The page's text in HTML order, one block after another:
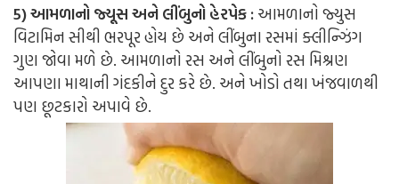
5) આમળાનો જ્યૂસ અને લીંબુનો હેરપેક :આમળાનો જ્યુસ
વિટામિન સીથી ભરપૂર હોય છે અને લીંબુના રસમાં ક્લીન્ઝિંગ
ગુણ જોવા મળે છે. આમળાનો રસ અને લીંબુનો રસ મિશ્રણ
આપણા માથાની ગંદકીને દુર કરે છે. અને ખોડો તથા ખંજવાળથી
પણ છૂટકારો અપાવે છે.